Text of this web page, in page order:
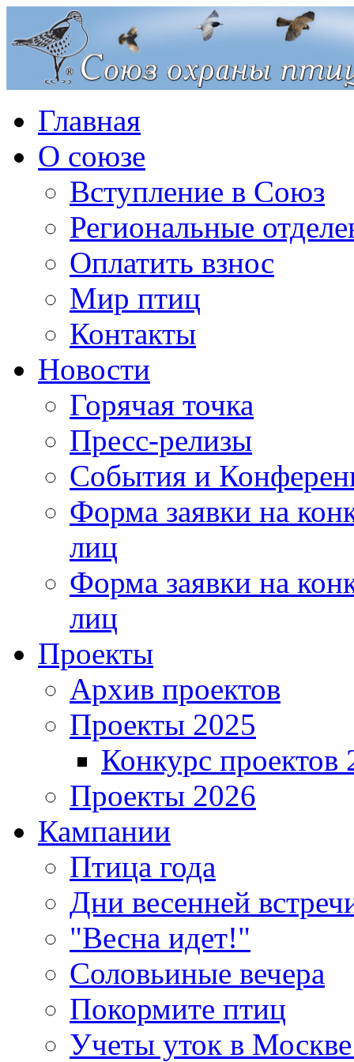
Главная
О союзе
Вступление в Союз
Региональные
Оплатить взнос
Мир птиц
Контакты
Новости
Горячая точка
Пресс-релизы
События и
Форма заявки на
лиц
Форма заявки на
лиц
Проекты
Архив проектов
Проекты 2025
Конкурс проектов
Проекты 2026
Кампании
Птица года
Дни весенней
"Весна идет!"
Соловьиные вечера
Покормите птиц
Учеты уток в